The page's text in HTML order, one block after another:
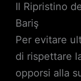
Il Ripristino
Bariş
Per evitare
di rispettare
opporsi alla